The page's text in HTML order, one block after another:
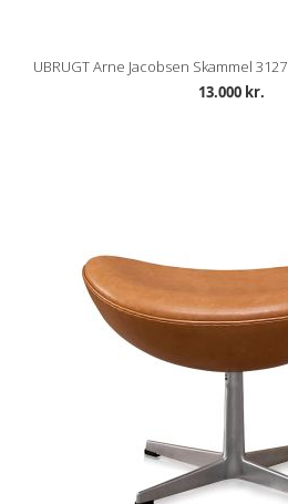
UBRUGT Arne Jacobsen Skammel
13.000 kr.